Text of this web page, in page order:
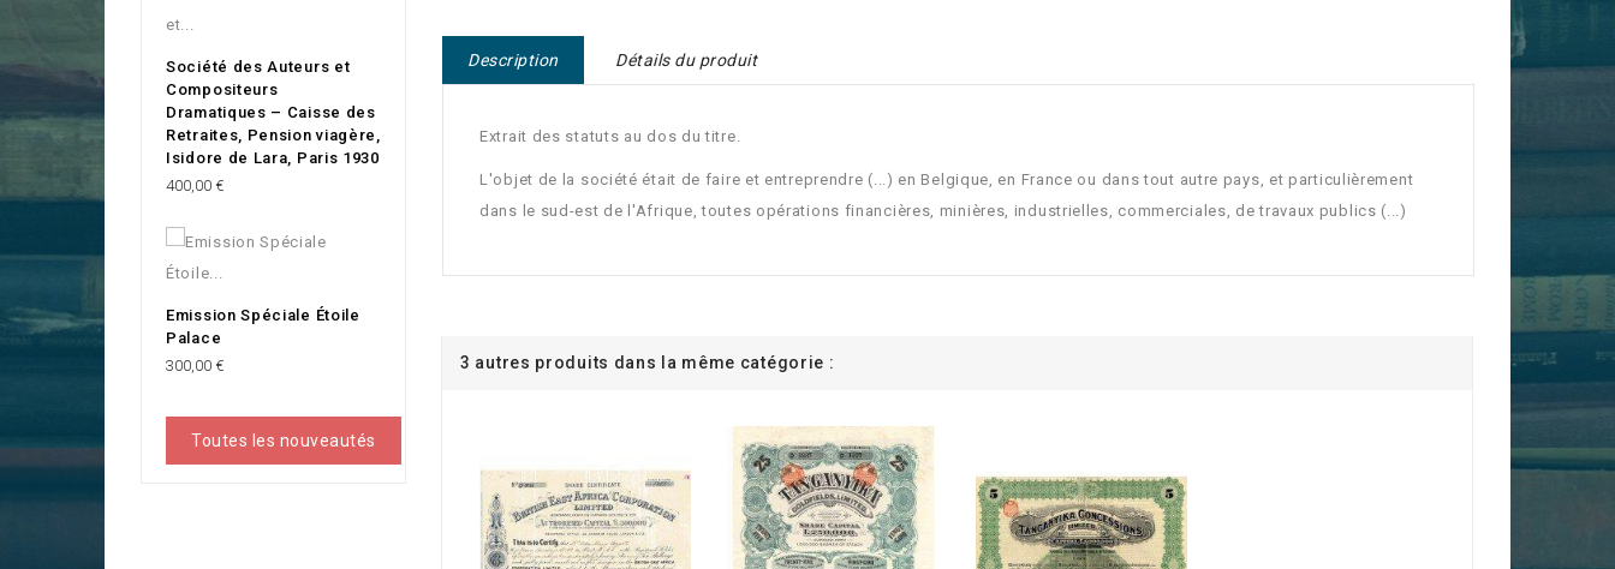
Société des Auteurs et
Compositeurs
Dramatiques – Caisse des
Retraites, Pension viagère,
Isidore de Lara, Paris 1930
Prix
400,00 €
Emission Spéciale Étoile
Palace
Prix
300,00 €
Toutes les nouveautés
Description Détails du produit
Extrait des statuts au dos du titre.
L'objet de la société était de faire et entreprendre (...) en Belgique, en France ou dans tout autre pays, et particulièrement
dans le sud-est de l'Afrique, toutes opérations financières, minières, industrielles, commerciales, de travaux publics (...)
3 autres produits dans la même catégorie :